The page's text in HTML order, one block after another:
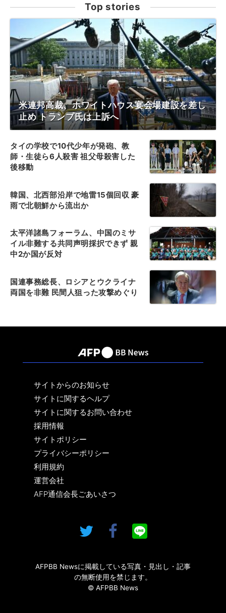
Top stories
米連邦高裁、ホワイトハウス宴会場建設を差し
止め トランプ氏は上訴へ
タイの学校で10代少年が発砲、教
師・生徒ら6人殺害 祖父母殺害した
後移動
韓国、北西部沿岸で地雷15個回収 豪
雨で北朝鮮から流出か
太平洋諸島フォーラム、中国のミサ
イル非難する共同声明採択できず 親
中2か国が反対
国連事務総長、ロシアとウクライナ
両国を非難 民間人狙った攻撃めぐり
サイトからのお知らせ
サイトに関するヘルプ
サイトに関するお問い合わせ
採用情報
サイトポリシー
プライバシーポリシー
利用規約
運営会社
AFP通信会長ごあいさつ
AFPBB Newsに掲載している写真・見出し・記事
の無断使用を禁じます。
© AFPBB News